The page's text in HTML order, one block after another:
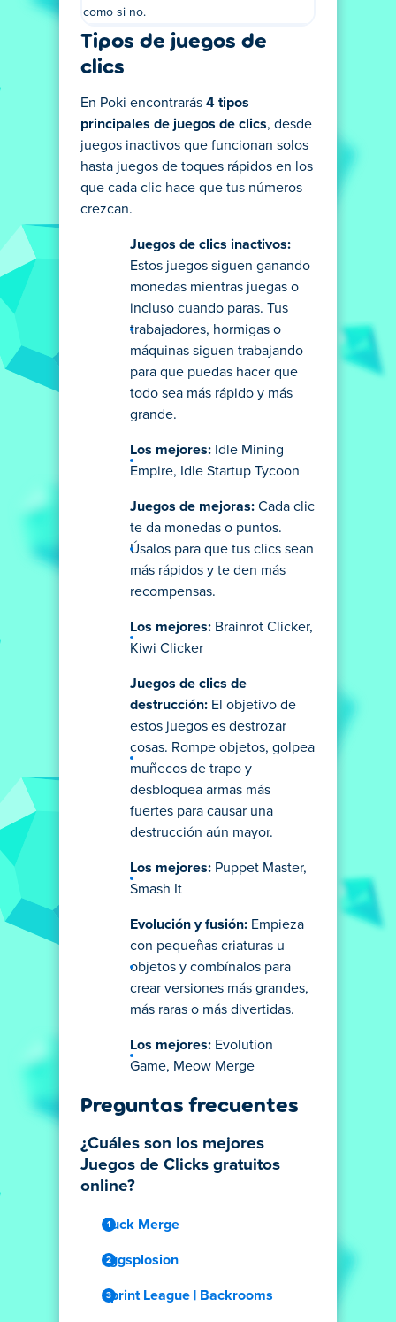
como si no.
Tipos de juegos de
clics
En Poki encontrarás 4 tipos
principales de juegos de clics, desde
juegos inactivos que funcionan solos
hasta juegos de toques rápidos en los
que cada clic hace que tus números
crezcan.
Juegos de clics inactivos:
Estos juegos siguen ganando
monedas mientras juegas o
incluso cuando paras. Tus
trabajadores, hormigas o
máquinas siguen trabajando
para que puedas hacer que
todo sea más rápido y más
grande.
Los mejores: Idle Mining
Empire, Idle Startup Tycoon
Juegos de mejoras: Cada clic
te da monedas o puntos.
Úsalos para que tus clics sean
más rápidos y te den más
recompensas.
Los mejores: Brainrot Clicker,
Kiwi Clicker
Juegos de clics de
destrucción: El objetivo de
estos juegos es destrozar
cosas. Rompe objetos, golpea
muñecos de trapo y
desbloquea armas más
fuertes para causar una
destrucción aún mayor.
Los mejores: Puppet Master,
Smash It
Evolución y fusión: Empieza
con pequeñas criaturas u
objetos y combínalos para
crear versiones más grandes,
más raras o más divertidas.
Los mejores: Evolution
Game, Meow Merge
Preguntas frecuentes
¿Cuáles son los mejores
Juegos de Clicks gratuitos
online?
Duck Merge
Eggsplosion
Sprint League | Backrooms